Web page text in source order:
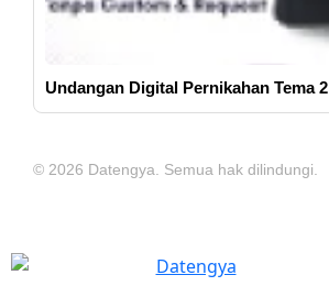
Undangan Digital Pernikahan Tema 2
© 2026 Datengya. Semua hak dilindungi.